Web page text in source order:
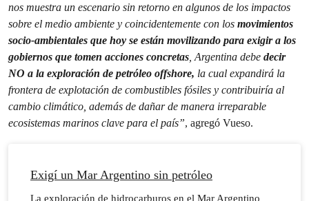
nos muestra un escenario sin retorno en algunos de los impactos
sobre el medio ambiente y coincidentemente con los movimientos
socio-ambientales que hoy se están movilizando para exigir a los
gobiernos que tomen acciones concretas, Argentina debe decir
NO a la exploración de petróleo offshore, la cual expandirá la
frontera de explotación de combustibles fósiles y contribuiría al
cambio climático, además de dañar de manera irreparable
ecosistemas marinos clave para el país”, agregó Vueso.
Exigí un Mar Argentino sin petróleo
La exploración de hidrocarburos en el Mar Argentino